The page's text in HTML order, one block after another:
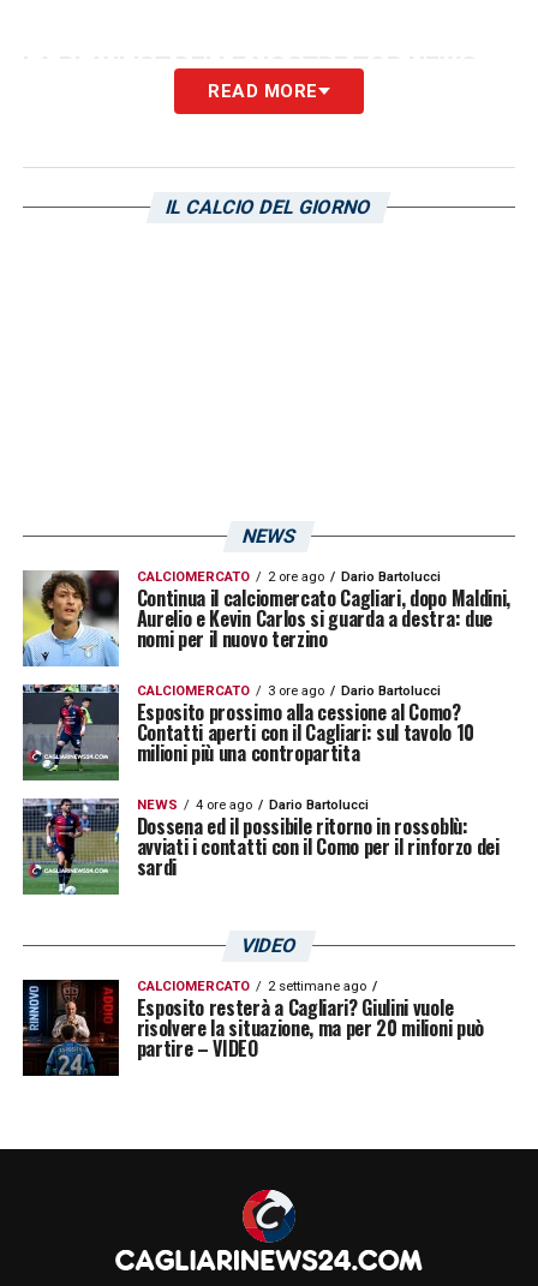
LA PLAYLIST DELLE NOSTRE TOP NEWS
READ MORE
IL CALCIO DEL GIORNO
NEWS
CALCIOMERCATO 2 ore ago Dario Bartolucci
Continua il calciomercato Cagliari, dopo Maldini,
Aurelio e Kevin Carlos si guarda a destra: due
nomi per il nuovo terzino
CALCIOMERCATO 3 ore ago Dario Bartolucci
Esposito prossimo alla cessione al Como?
Contatti aperti con il Cagliari: sul tavolo 10
milioni più una contropartita
NEWS 4 ore ago Dario Bartolucci
Dossena ed il possibile ritorno in rossoblù:
avviati i contatti con il Como per il rinforzo dei
sardi
VIDEO
CALCIOMERCATO 2 settimane ago
Esposito resterà a Cagliari? Giulini vuole
risolvere la situazione, ma per 20 milioni può
partire – VIDEO